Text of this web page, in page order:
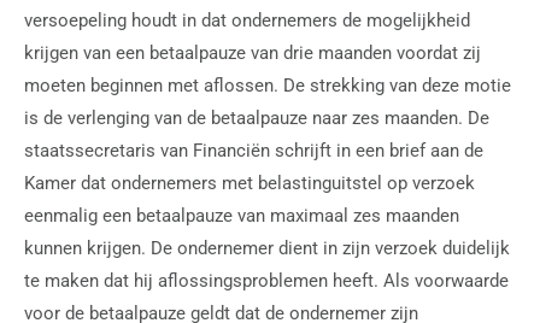
versoepeling houdt in dat ondernemers de mogelijkheid
krijgen van een betaalpauze van drie maanden voordat zij
moeten beginnen met aflossen. De strekking van deze motie
is de verlenging van de betaalpauze naar zes maanden. De
staatssecretaris van Financiën schrijft in een brief aan de
Kamer dat ondernemers met belastinguitstel op verzoek
eenmalig een betaalpauze van maximaal zes maanden
kunnen krijgen. De ondernemer dient in zijn verzoek duidelijk
te maken dat hij aflossingsproblemen heeft. Als voorwaarde
voor de betaalpauze geldt dat de ondernemer zijn